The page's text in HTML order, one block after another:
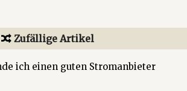
Zufällige Artikel
ich einen guten Stromanbieter